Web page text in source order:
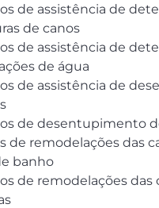
de assistência de
de canos
de assistência de
de água
de assistência de
de desentupimento
de remodelações das
banho
de remodelações das